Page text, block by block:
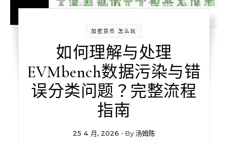
加密货币 怎么玩
如何理解与处理
EVMbench数据污染与错
误分类问题？完整流程
指南
25 4 月, 2026 - By汤姆陈